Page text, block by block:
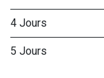
4 Jours
5 Jours